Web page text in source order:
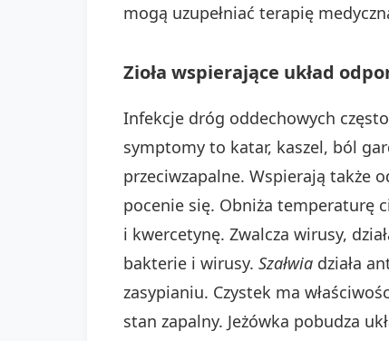
mogą uzupełniać terapię
Zioła wspierające układ
Infekcje dróg oddechowych
symptomy to katar, kaszel, ból
przeciwzapalne. Wspierają także
pocenie się. Obniża temperaturę
i kwercetynę. Zwalcza wirusy,
bakterie i wirusy. Szałwia działa
zasypianiu. Czystek ma
stan zapalny. Jeżówka pobudza